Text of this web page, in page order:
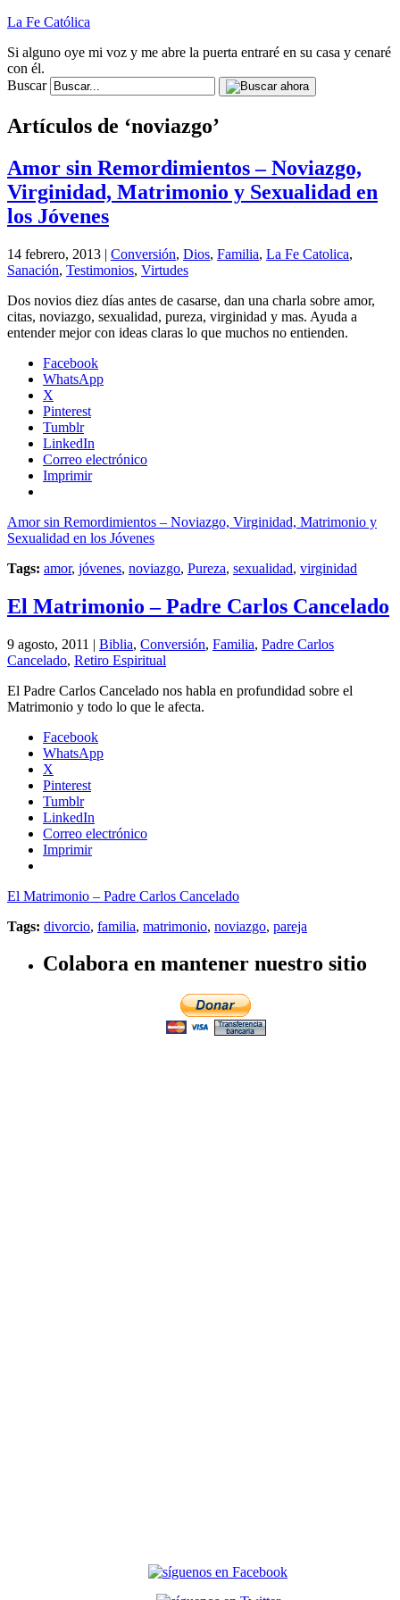
La Fe Católica
Si alguno oye mi voz y me abre la puerta entraré en su casa y cenaré
con él.
Buscar
Artículos de ‘noviazgo’
Amor sin Remordimientos – Noviazgo,
Virginidad, Matrimonio y Sexualidad en
los Jóvenes
14 febrero, 2013 | Conversión, Dios, Familia, La Fe Catolica,
Sanación, Testimonios, Virtudes
Dos novios diez días antes de casarse, dan una charla sobre amor,
citas, noviazgo, sexualidad, pureza, virginidad y mas. Ayuda a
entender mejor con ideas claras lo que muchos no entienden.
Facebook
WhatsApp
X
Pinterest
Tumblr
LinkedIn
Correo electrónico
Imprimir
Amor sin Remordimientos – Noviazgo, Virginidad, Matrimonio y
Sexualidad en los Jóvenes
Tags: amor, jóvenes, noviazgo, Pureza, sexualidad, virginidad
El Matrimonio – Padre Carlos Cancelado
9 agosto, 2011 | Biblia, Conversión, Familia, Padre Carlos
Cancelado, Retiro Espiritual
El Padre Carlos Cancelado nos habla en profundidad sobre el
Matrimonio y todo lo que le afecta.
Facebook
WhatsApp
X
Pinterest
Tumblr
LinkedIn
Correo electrónico
Imprimir
El Matrimonio – Padre Carlos Cancelado
Tags: divorcio, familia, matrimonio, noviazgo, pareja
Colabora en mantener nuestro sitio